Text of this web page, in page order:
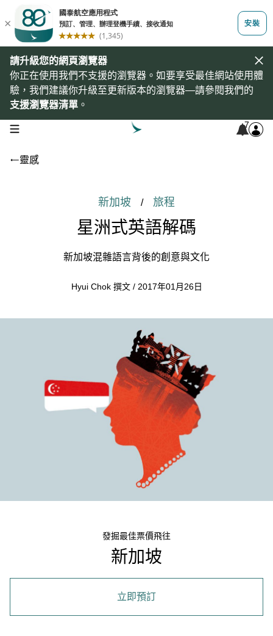
請升級您的網頁瀏覽器
你正在使用我們不支援的瀏覽器。如要享受最佳網站使用體
驗，我們建議你升級至更新版本的瀏覽器—請參閱我們的
支援瀏覽器清單 。
open navigation menu 7
靈感
新加坡 / 旅程
星洲式英語解碼
新加坡混雜語言背後的創意與文化
Hyui Chok 撰文 / 2017年01月26日
發掘最佳票價飛往
新加坡
立即預訂